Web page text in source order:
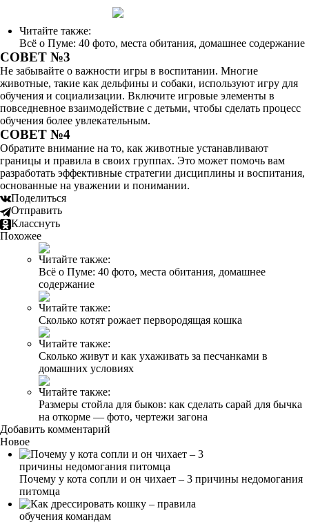
Читайте также:
Всё о Пуме: 40 фото, места обитания, домашнее содержание
СОВЕТ №3
Не забывайте о важности игры в воспитании. Многие
животные, такие как дельфины и собаки, используют игру для
обучения и социализации. Включите игровые элементы в
повседневное взаимодействие с детьми, чтобы сделать процесс
обучения более увлекательным.
СОВЕТ №4
Обратите внимание на то, как животные устанавливают
границы и правила в своих группах. Это может помочь вам
разработать эффективные стратегии дисциплины и воспитания,
основанные на уважении и понимании.
Поделиться
Отправить
Класснуть
Похожее
Читайте также:
Всё о Пуме: 40 фото, места обитания, домашнее
содержание
Читайте также:
Сколько котят рожает первородящая кошка
Читайте также:
Сколько живут и как ухаживать за песчанками в
домашних условиях
Читайте также:
Размеры стойла для быков: как сделать сарай для бычка
на откорме — фото, чертежи загона
Добавить комментарий
Новое
Почему у кота сопли и он чихает – 3 причины недомогания
питомца